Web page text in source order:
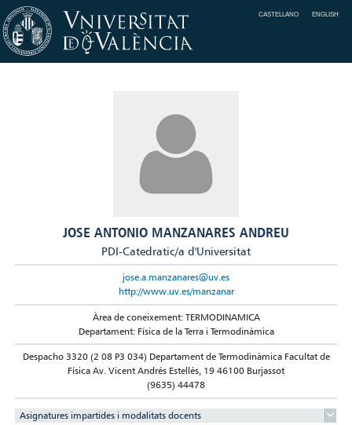
CASTELLANO ENGLISH
JOSE ANTONIO MANZANARES ANDREU
PDI-Catedratic/a d'Universitat
jose.a.manzanares@uv.es
http://www.uv.es/manzanar
Àrea de coneixement: TERMODINAMICA
Departament: Física de la Terra i Termodinàmica
Despacho 3320 (2 08 P3 034) Departament de Termodinàmica Facultat de
Física Av. Vicent Andrés Estellés, 19 46100 Burjassot
(9635) 44478
Asignatures impartides i modalitats docents